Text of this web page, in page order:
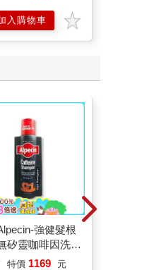
入購物車
強健髮根
矽靈咖啡因洗髮
瓶-C1強健
特價 1169 元